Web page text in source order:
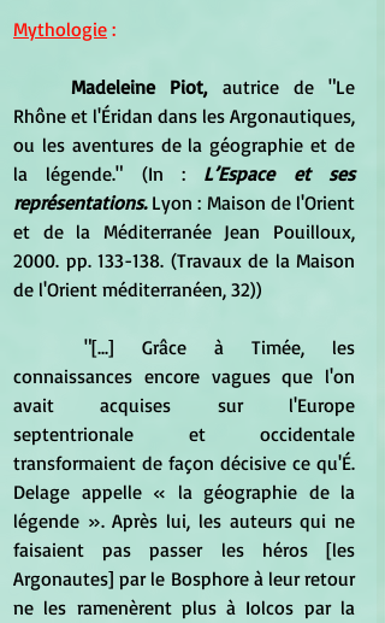
Mythologie :
Madeleine Piot, autrice de "Le
Rhône et l'Éridan dans les Argonautiques,
ou les aventures de la géographie et de
la légende." (In : L’Espace et ses
représentations. Lyon : Maison de l'Orient
et de la Méditerranée Jean Pouilloux,
2000. pp. 133-138. (Travaux de la Maison
de l'Orient méditerranéen, 32))
connaissances encore vagues que l'on
avait acquises sur l'Europe
septentrionale et occidentale
transformaient de façon décisive ce qu'É.
Delage appelle « la géographie de la
légende ». Après lui, les auteurs qui ne
faisaient pas passer les héros [les
Argonautes] par le Bosphore à leur retour
ne les ramenèrent plus à Iolcos par la